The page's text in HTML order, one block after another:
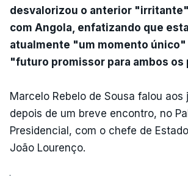
desvalorizou o anterior
com Angola, enfatizando que
atualmente "um momento único"
"futuro promissor para ambos os
Marcelo Rebelo de Sousa falou aos
depois de um breve encontro, no
Presidencial, com o chefe de
João Lourenço.